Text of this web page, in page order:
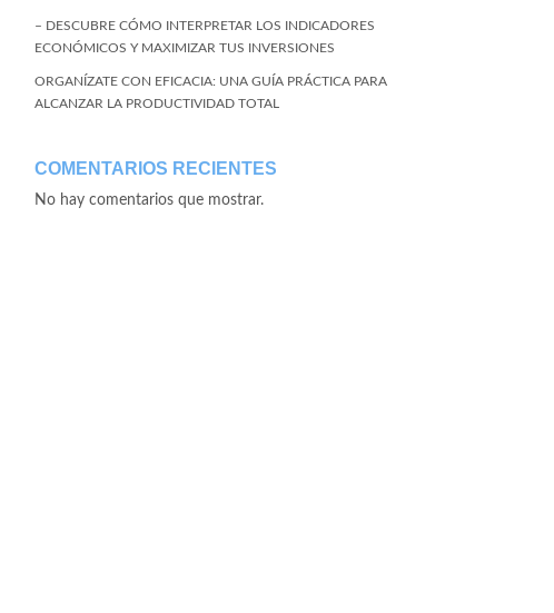
– DESCUBRE CÓMO INTERPRETAR LOS INDICADORES
ECONÓMICOS Y MAXIMIZAR TUS INVERSIONES
ORGANÍZATE CON EFICACIA: UNA GUÍA PRÁCTICA PARA
ALCANZAR LA PRODUCTIVIDAD TOTAL
COMENTARIOS RECIENTES
No hay comentarios que mostrar.